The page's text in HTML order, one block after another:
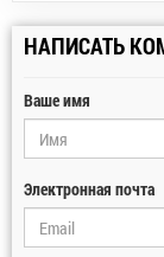
НАПИСАТЬ
Ваше имя
Электронная почта